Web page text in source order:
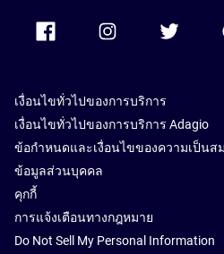
Accor Facebook Accor
เงื่อนไขทั่วไปของการบริการ
เงื่อนไขทั่วไปของการบริการ Adagio
ข้อกำหนดและเงื่อนไขของความเป็นส
ข้อมูลส่วนบุคคล
คุกกี้
การแจ้งเตือนทางกฎหมาย
Do Not Sell My Personal Information